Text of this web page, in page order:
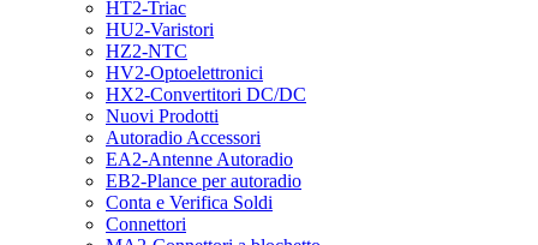
HT2-Triac
HU2-Varistori
HZ2-NTC
HV2-Optoelettronici
HX2-Convertitori DC/DC
Nuovi Prodotti
Autoradio Accessori
EA2-Antenne Autoradio
EB2-Plance per autoradio
Conta e Verifica Soldi
Connettori